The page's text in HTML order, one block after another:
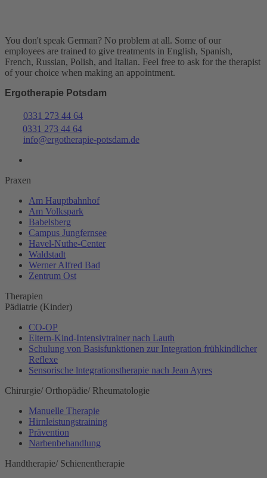
You don't speak German? No problem at all. Some of our
employees are trained to give treatments in English, Spanish,
French, Russian, Polish, and Italian. Feel free to ask for the therapist
of your choice when making an appointment.
Ergotherapie Potsdam
0331 273 44 64
0331 273 44 64
info@ergotherapie-potsdam.de
Praxen
Am Hauptbahnhof
Am Volkspark
Babelsberg
Campus Jungfernsee
Havel-Nuthe-Center
Waldstadt
Werner Alfred Bad
Zentrum Ost
Therapien
Pädiatrie (Kinder)
CO-OP
Eltern-Kind-Intensivtrainer nach Lauth
Schulung von Basisfunktionen zur Integration frühkindlicher
Reflexe
Sensorische lntegrationstherapie nach Jean Ayres
Chirurgie/ Orthopädie/ Rheumatologie
Manuelle Therapie
Hirnleistungstraining
Prävention
Narbenbehandlung
Handtherapie/ Schienentherapie